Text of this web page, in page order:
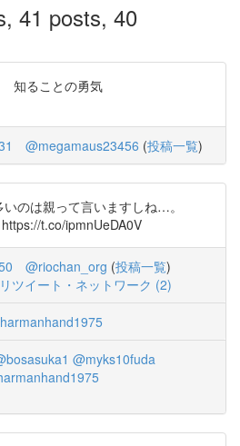
41 posts, 40
知ることの勇気
@megamaus23456 (投稿一覧)
のは親って言いますしね…。
t.co/ipmnUeDA0V
@riochan_org (投稿一覧)
リツイート・ネットワーク (2)
@myks10fuda